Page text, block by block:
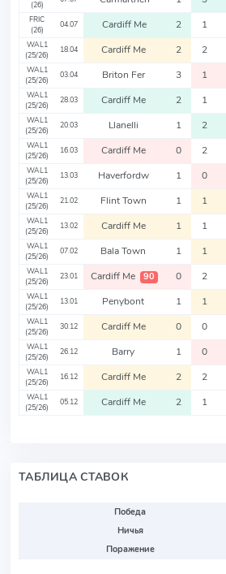
(26)
FRIC
(26)
04.07 Cardiff Me 2 1
WAL1
(25/26)
18.04 Cardiff Me 2 2
WAL1
(25/26)
03.04 Briton Fer 3 1
WAL1
(25/26)
28.03 Cardiff Me 2 1
WAL1
(25/26)
20.03 Llanelli 1 2
WAL1
(25/26)
16.03 Cardiff Me 0 2
WAL1
(25/26)
13.03 Haverfordw 1 0
WAL1
(25/26)
21.02 Flint Town 1 1
WAL1
(25/26)
13.02 Cardiff Me 1 1
WAL1
(25/26)
07.02 Bala Town 1 1
WAL1
(25/26)
23.01 Cardiff Me 90 0 2
WAL1
(25/26)
13.01 Penybont 1 1
WAL1
(25/26)
30.12 Cardiff Me 0 0
WAL1
(25/26)
26.12 Barry 1 0
WAL1
(25/26)
16.12 Cardiff Me 2 2
WAL1
(25/26)
05.12 Cardiff Me 2 1
ТАБЛИЦА СТАВОК
Победа
Ничья
Поражение